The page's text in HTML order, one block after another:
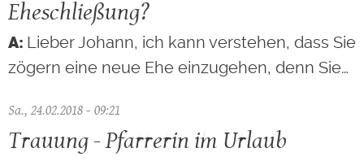
Eheschließung?
Lieber Johann, ich kann verstehen, dass Sie
zögern eine neue Ehe einzugehen, denn Sie…
Sa., 24.02.2018 - 09:21
Trauung - Pfarrerin im Urlaub